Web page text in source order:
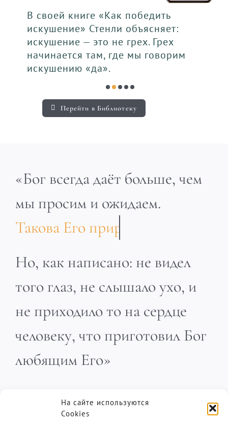
На сайте используются
Cookies
В своей книге «Как победить
искушение» Стенли объясняет:
искушение — это не грех. Грех
начинается там, где мы говорим
искушению «да».
Перейти в Библиотеку
«Бог всегда даёт больше, чем
мы просим и ожидаем.
Но, как написано: не видел
того глаз, не слышало ухо, и
не приходило то на сердце
человеку, что приготовил Бог
любящим Его»
1 Кор. 2:9
Пастор Дэнис Реннер